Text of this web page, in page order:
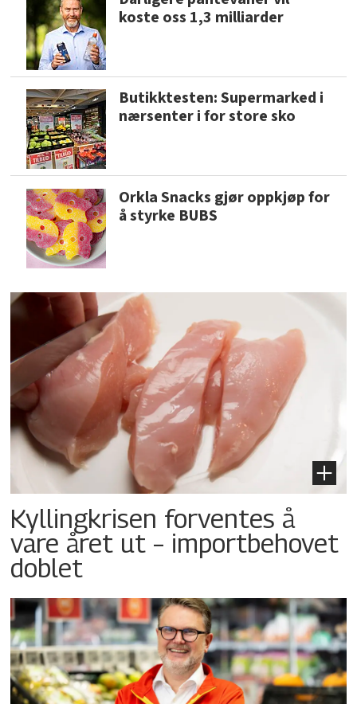
koste oss 1,3 milliarder
Butikktesten: Supermarked i
nærsenter i for store sko
Orkla Snacks gjør oppkjøp for
å styrke BUBS
Kyllingkrisen forventes å
vare året ut – importbehovet
doblet